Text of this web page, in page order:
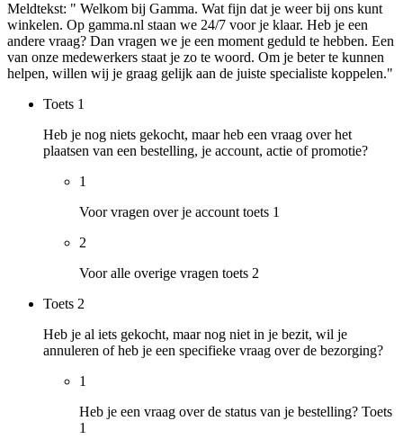
Meldtekst: " Welkom bij Gamma. Wat fijn dat je weer bij ons kunt
winkelen. Op gamma.nl staan we 24/7 voor je klaar. Heb je een
andere vraag? Dan vragen we je een moment geduld te hebben. Een
van onze medewerkers staat je zo te woord. Om je beter te kunnen
helpen, willen wij je graag gelijk aan de juiste specialiste koppelen."
Toets 1
Heb je nog niets gekocht, maar heb een vraag over het
plaatsen van een bestelling, je account, actie of promotie?
1
Voor vragen over je account toets 1
2
Voor alle overige vragen toets 2
Toets 2
Heb je al iets gekocht, maar nog niet in je bezit, wil je
annuleren of heb je een specifieke vraag over de bezorging?
1
Heb je een vraag over de status van je bestelling? Toets
1